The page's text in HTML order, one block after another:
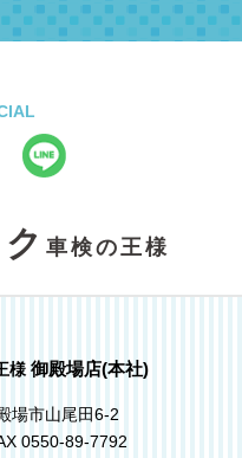
車検の王様
様 御殿場店(本社)
場市山尾田6-2
0550-89-7792